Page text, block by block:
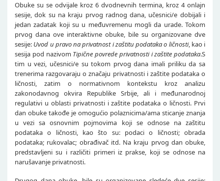
Obuke su se odvijale kroz 6 dvodnevnih termina, kroz 4 onlajn
sesije, dok su na kraju prvog radnog dana, učesnici/e dobijali i
jedan zadatak koji su u međuvremenu mogli da urade. Tokom
prvog dana ove interaktivne obuke, bile su organizovane dve
sesije: Uvod u pravo na privatnost i zaštitu podataka o ličnosti, kao i
sesija pod nazivom Tipične povrede privatnosti i zaštite podataka.S
tim u vezi, učesnici/e su tokom prvog dana imali priliku da sa
trenerima razgovaraju o značaju privatnosti i zaštite podataka o
ličnosti, zatim o normativnom kontekstu kroz analizu
zakonodavnog okvira Republike Srbije, ali i međunarodnoj
regulativi u oblasti privatnosti i zaštite podataka o ličnosti. Prvi
dan obuke takođe je omogućio polaznicima/ama sticanje znanja
u vezi sa osnovnim pojmovima koji se odnose na zaštitu
podataka o ličnosti, kao što su: podaci o ličnosti; obrada
podataka; rukovalac; obrađivač itd. Na kraju prvog dan obuke,
predstavljeni su i različiti primeri iz prakse, koji se odnose na
narušavanje privatnosti.